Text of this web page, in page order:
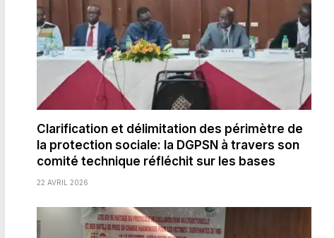
Clarification et délimitation des périmètre de
la protection sociale: la DGPSN à travers son
comité technique réfléchit sur les bases
22 AVRIL 2026